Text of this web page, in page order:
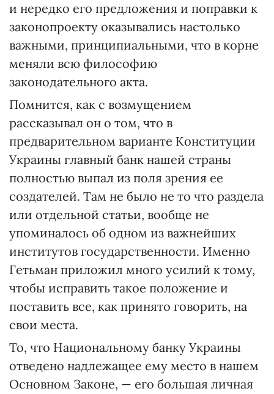
и нередко его предложения и поправки к
законопроекту оказывались настолько
важными, принципиальными, что в корне
меняли всю философию
законодательного акта.
Помнится, как с возмущением
рассказывал он о том, что в
предварительном варианте Конституции
Украины главный банк нашей страны
полностью выпал из поля зрения ее
создателей. Там не было не то что раздела
или отдельной статьи, вообще не
упоминалось об одном из важнейших
институтов государственности. Именно
Гетьман приложил много усилий к тому,
чтобы исправить такое положение и
поставить все, как принято говорить, на
свои места.
То, что Национальному банку Украины
отведено надлежащее ему место в нашем
Основном Законе, — его большая личная